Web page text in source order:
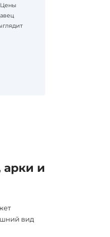
Цены
арки и
вид